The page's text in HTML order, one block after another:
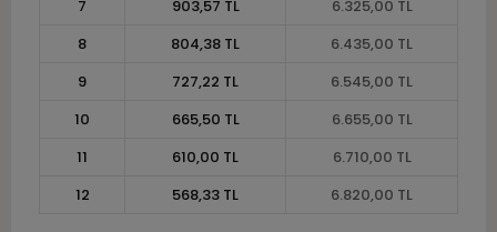
7
903,57 TL
6.325,00 TL
8
804,38 TL
6.435,00 TL
9
727,22 TL
6.545,00 TL
10
665,50 TL
6.655,00 TL
11
610,00 TL
6.710,00 TL
12
568,33 TL 6.820,00 TL